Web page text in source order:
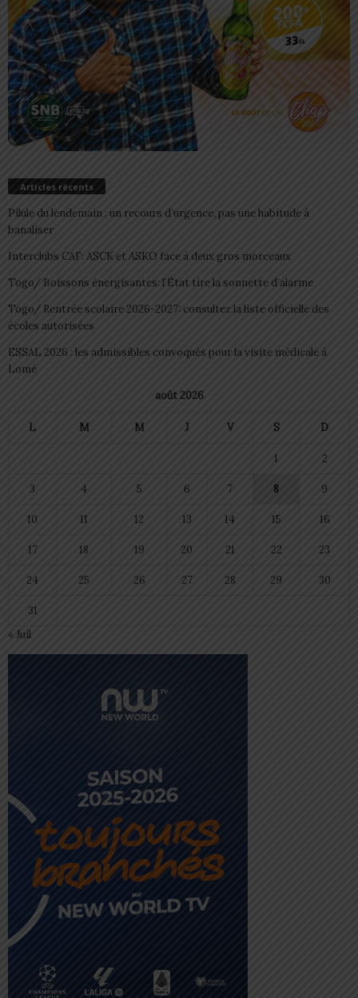
Articles récents
Pilule du lendemain : un recours d’urgence, pas une habitude à
banaliser
Interclubs CAF: ASCK et ASKO face à deux gros morceaux
Togo/ Boissons énergisantes: l’État tire la sonnette d’alarme
Togo/ Rentrée scolaire 2026-2027: consultez la liste officielle des
écoles autorisées
ESSAL 2026 : les admissibles convoqués pour la visite médicale à
Lomé
août 2026
L M M J V S D
1 2
3 4 5 6 7 8 9
10 11 12 13 14 15 16
17 18 19 20 21 22 23
24 25 26 27 28 29 30
31
« Juil